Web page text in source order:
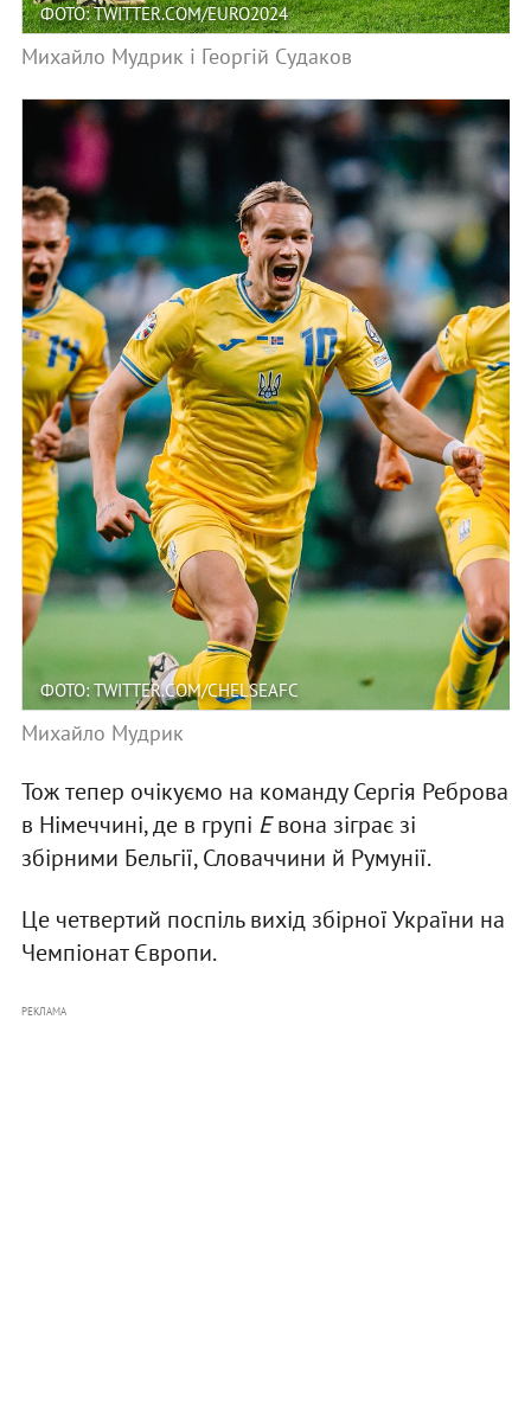
ФОТО: TWITTER.COM/EURO2024
Михайло Мудрик і Георгій Судаков
ФОТО: TWITTER.COM/CHELSEAFC
Михайло Мудрик
Тож тепер очікуємо на команду Сергія Реброва
в Німеччині, де в групі Eвона зіграє зі
збірними Бельгії, Словаччини й Румунії.
Це четвертий поспіль вихід збірної України на
Чемпіонат Європи.
РЕКЛАМА